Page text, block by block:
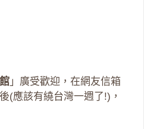
」廣受歡迎，在網友信箱
(應該有繞台灣一週了!)，